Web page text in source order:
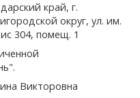
край, г.
округ, ул. им.
304, помещ. 1
Викторовна